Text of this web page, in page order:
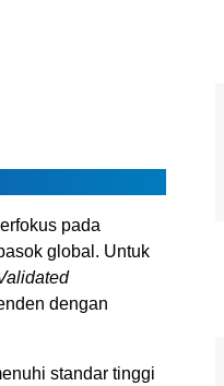
pada
global. Untuk
dengan
standar tinggi